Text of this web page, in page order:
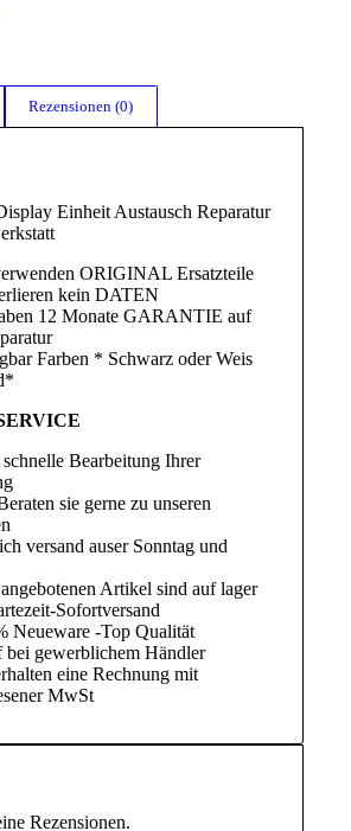
Rezensionen (0)
Einheit Austausch Reparatur
ORIGINAL Ersatzteile
kein DATEN
12 Monate GARANTIE auf
Farben * Schwarz oder Weis
schnelle Bearbeitung Ihrer
sie gerne zu unseren
versand auser Sonntag und
Artikel sind auf lager
Sofortversand
Neueware -Top Qualität
bei gewerblichem Händler
eine Rechnung mit
MwSt
Rezensionen.